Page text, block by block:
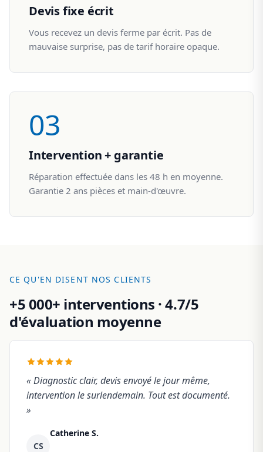
Devis fixe écrit
Vous recevez un devis ferme par écrit. Pas de
mauvaise surprise, pas de tarif horaire opaque.
03
Intervention + garantie
Réparation effectuée dans les 48 h en moyenne.
Garantie 2 ans pièces et main-d'œuvre.
CE QU'EN DISENT NOS CLIENTS
+5 000+ interventions · 4.7/5
d'évaluation moyenne
« Diagnostic clair, devis envoyé le jour même,
intervention le surlendemain. Tout est documenté.
»
CS
Catherine S.